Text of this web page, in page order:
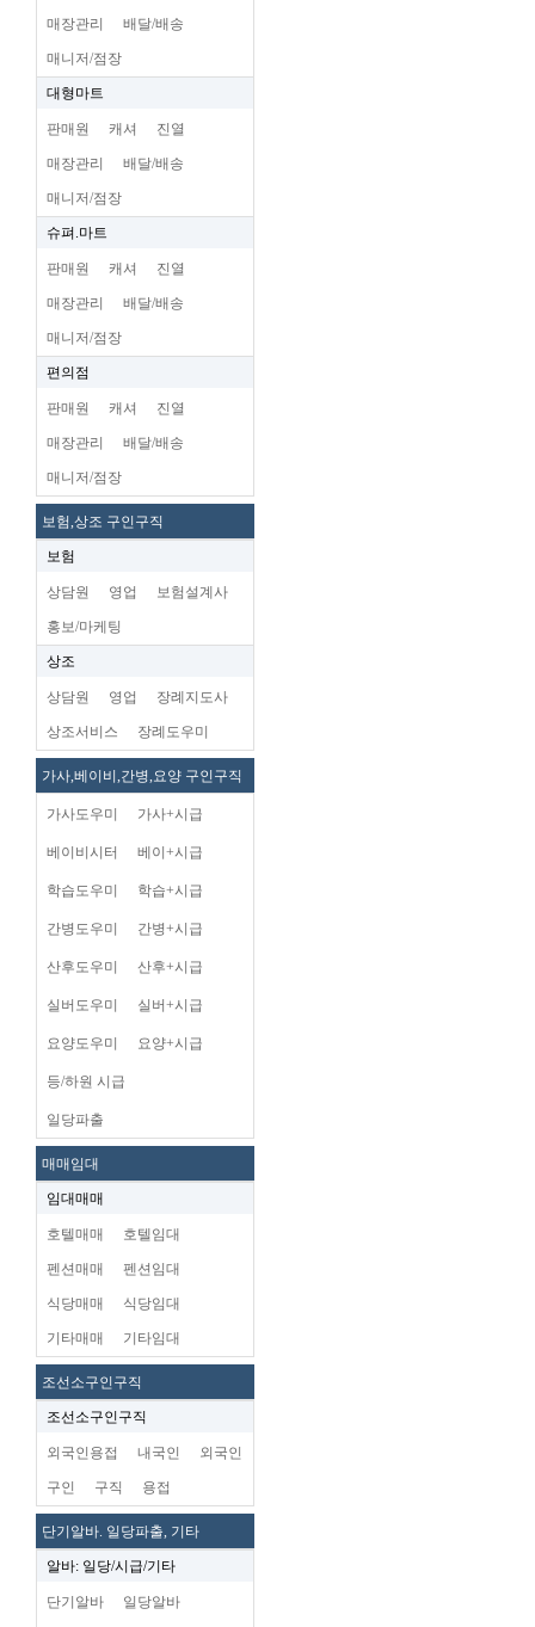
매장관리 배달/배송
매니저/점장
대형마트
판매원 캐셔 진열
매장관리 배달/배송
매니저/점장
슈펴.마트
판매원 캐셔 진열
매장관리 배달/배송
매니저/점장
편의점
판매원 캐셔 진열
매장관리 배달/배송
매니저/점장
보험,상조 구인구직
보험
상담원 영업 보험설계사
홍보/마케팅
상조
상담원 영업 장례지도사
상조서비스 장례도우미
가사,베이비,간병,요양 구인구직
가사도우미 가사+시급
베이비시터 베이+시급
학습도우미 학습+시급
간병도우미 간병+시급
산후도우미 산후+시급
실버도우미 실버+시급
요양도우미 요양+시급
등/하원 시급
일당파출
매매임대
임대매매
호텔매매 호텔임대
펜션매매 펜션임대
식당매매 식당임대
기타매매 기타임대
조선소구인구직
조선소구인구직
외국인용접 내국인 외국인
구인 구직 용접
단기알바. 일당파출, 기타
알바: 일당/시급/기타
단기알바 일당알바